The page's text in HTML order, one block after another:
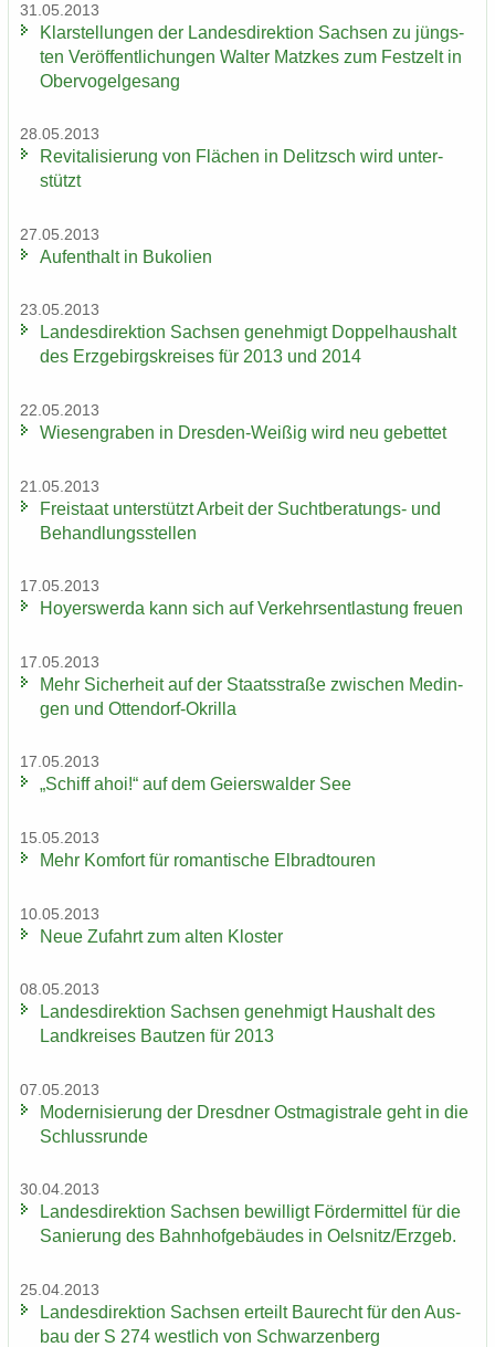
31.05.2013
Klar­stel­lun­gen der Lan­des­di­rek­ti­on Sach­sen zu jüngs­
ten Ver­öf­fent­li­chun­gen Wal­ter Matz­kes zum Fest­zelt in
Ober­vo­gel­ge­sang
28.05.2013
Re­vi­ta­li­sie­rung von Flä­chen in De­litzsch wird un­ter­
stützt
27.05.2013
Auf­ent­halt in Bu­ko­li­en
23.05.2013
Lan­des­di­rek­ti­on Sach­sen ge­neh­migt Dop­pel­haus­halt
des Erz­ge­birgs­krei­ses für 2013 und 2014
22.05.2013
Wie­sen­gra­ben in Dresden-​Weißig wird neu ge­bet­tet
21.05.2013
Frei­staat un­ter­stützt Ar­beit der Suchtberatungs-​ und
Be­hand­lungs­stel­len
17.05.2013
Ho­yers­wer­da kann sich auf Ver­kehrs­ent­las­tung freu­en
17.05.2013
Mehr Si­cher­heit auf der Staats­stra­ße zwi­schen Me­din­
gen und Ottendorf-​Okrilla
17.05.2013
„Schiff ahoi!“ auf dem Gei­ers­wal­der See
15.05.2013
Mehr Kom­fort für ro­man­ti­sche El­brad­tou­ren
10.05.2013
Neue Zu­fahrt zum alten Klos­ter
08.05.2013
Lan­des­di­rek­ti­on Sach­sen ge­neh­migt Haus­halt des
Land­krei­ses Baut­zen für 2013
07.05.2013
Mo­der­ni­sie­rung der Dresd­ner Ost­ma­gis­tra­le geht in die
Schluss­run­de
30.04.2013
Lan­des­di­rek­ti­on Sach­sen be­wil­ligt För­der­mit­tel für die
Sa­nie­rung des Bahn­hof­ge­bäu­des in Oels­nitz/Erz­geb.
25.04.2013
Lan­des­di­rek­ti­on Sach­sen er­teilt Bau­recht für den Aus­
bau der S 274 west­lich von Schwar­zen­berg